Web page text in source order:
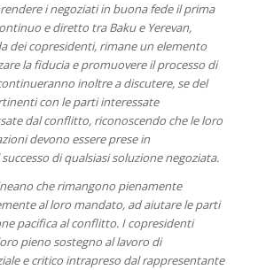
i negoziati in buona fede il prima
e diretto tra Baku e Yerevan,
dei copresidenti, rimane un elemento
la fiducia e promuovere il processo di
inoltre a discutere, se del
con le parti interessate
dal conflitto, riconoscendo che le loro
devono essere prese in
di qualsiasi soluzione negoziata.
che rimangono pienamente
al loro mandato, ad aiutare le parti
pacifica al conflitto. I copresidenti
pieno sostegno al lavoro di
e critico intrapreso dal rappresentante